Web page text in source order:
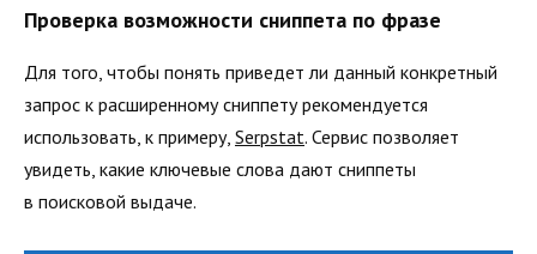
Проверка возможности сниппета по фразе
Для того, чтобы понять приведет ли данный конкретный
запрос к расширенному сниппету рекомендуется
использовать, к примеру, Serpstat. Сервис позволяет
увидеть, какие ключевые слова дают сниппеты
в поисковой выдаче.